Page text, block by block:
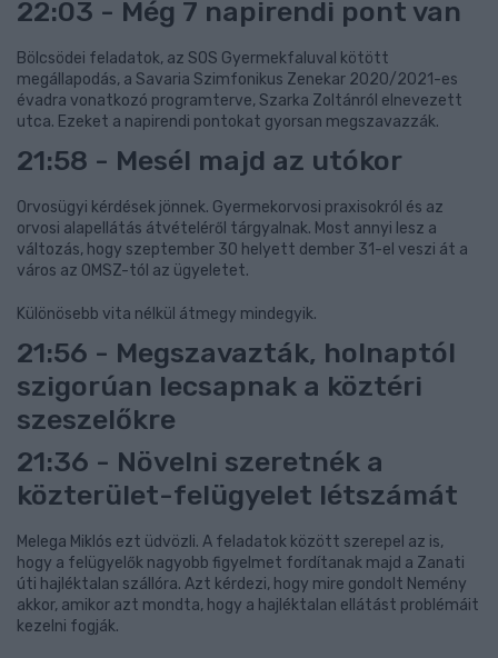
22:03 - Még 7 napirendi pont van
Bölcsödei feladatok, az SOS Gyermekfaluval kötött
megállapodás, a Savaria Szimfonikus Zenekar 2020/2021-es
évadra vonatkozó programterve, Szarka Zoltánról elnevezett
utca. Ezeket a napirendi pontokat gyorsan megszavazzák.
21:58 - Mesél majd az utókor
Orvosügyi kérdések jönnek. Gyermekorvosi praxisokról és az
orvosi alapellátás átvételéről tárgyalnak. Most annyi lesz a
változás, hogy szeptember 30 helyett dember 31-el veszi át a
város az OMSZ-tól az ügyeletet.
Különösebb vita nélkül átmegy mindegyik.
21:56 - Megszavazták, holnaptól
szigorúan lecsapnak a köztéri
szeszelőkre
21:36 - Növelni szeretnék a
közterület-felügyelet létszámát
Melega Miklós ezt üdvözli. A feladatok között szerepel az is,
hogy a felügyelők nagyobb figyelmet fordítanak majd a Zanati
úti hajléktalan szállóra. Azt kérdezi, hogy mire gondolt Nemény
akkor, amikor azt mondta, hogy a hajléktalan ellátást problémáit
kezelni fogják.